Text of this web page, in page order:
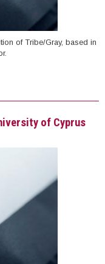
of Tribe/Gray, based in
sends e-mail)
Tribe/Gray (Chalandri)
of Cyprus